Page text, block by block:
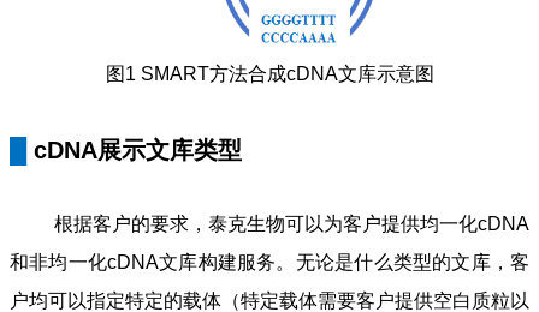
图1 SMART方法合成cDNA文库示意图
cDNA展示文库类型
根据客户的要求，泰克生物可以为客户提供均一化cDNA
和非均一化cDNA文库构建服务。无论是什么类型的文库，客
户均可以指定特定的载体（特定载体需要客户提供空白质粒以